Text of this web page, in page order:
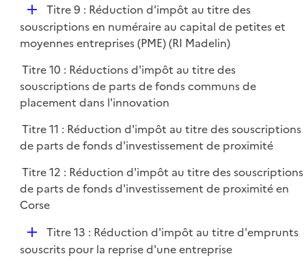
e
r
D
é
p
i
e
r
Titre 9 : Réduction d'impôt au titre des
souscriptions en numéraire au capital de petites et
moyennes entreprises (PME) (RI Madelin)
Titre 10 : Réductions d'impôt au titre des
souscriptions de parts de fonds communs de
placement dans l'innovation
Titre 11 : Réduction d'impôt au titre des souscriptions
de parts de fonds d'investissement de proximité
Titre 12 : Réduction d'impôt au titre des souscriptions
de parts de fonds d'investissement de proximité en
Corse
D
é
Titre 13 : Réduction d'impôt au titre d'emprunts
souscrits pour la reprise d'une entreprise